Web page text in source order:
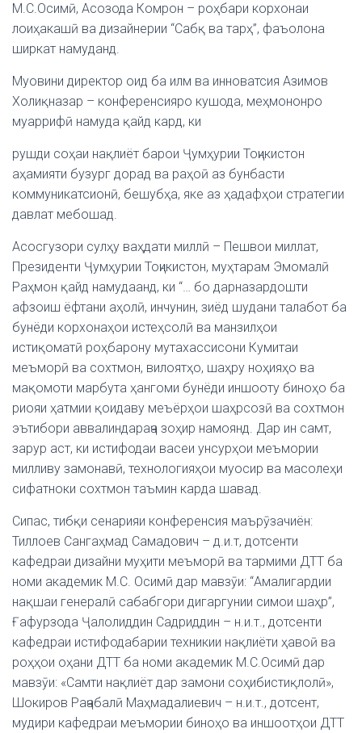
М.С.Осимӣ, Асозода Комрон – роҳбари корхонаи
лоиҳакашӣ ва дизайнерии “Сабқ ва тарҳ”, фаъолона
ширкат намуданд.
Муовини директор оид ба илм ва инноватсия Азимов
Холиқназар – конференсияро кушода, меҳмононро
муаррифӣ намуда қайд кард, ки
рушди соҳаи нақлиёт барои Ҷумҳурии Тоҷикистон
аҳамияти бузург дорад ва раҳоӣ аз бунбасти
коммуникатсионӣ, бешубҳа, яке аз ҳадафҳои стратегии
давлат мебошад.
Асосгузори сулҳу ваҳдати миллӣ – Пешвои миллат,
Президенти Ҷумҳурии Тоҷикистон, муҳтарам Эмомалӣ
Раҳмон қайд намудаанд, ки “… бо дарназардошти
афзоиш ёфтани аҳолӣ, инчунин, зиёд шудани талабот ба
бунёди корхонаҳои истеҳсолӣ ва манзилҳои
истиқоматӣ роҳбарону мутахассисони Кумитаи
меъморӣ ва сохтмон, вилоятҳо, шаҳру ноҳияҳо ва
мақомоти марбута ҳангоми бунёди иншооту биноҳо ба
риояи ҳатмии қоидаву меъёрҳои шаҳрсозӣ ва сохтмон
эътибори аввалиндараҷа зоҳир намоянд. Дар ин самт,
зарур аст, ки истифодаи васеи унсурҳои меъмории
милливу замонавӣ, технологияҳои муосир ва масолеҳи
сифатноки сохтмон таъмин карда шавад.
Сипас, тибқи сенарияи конференсия маърӯзачиён:
Тиллоев Сангаҳмад Самадович – д.и.т, дотсенти
кафедраи дизайни муҳити меъморӣ ва тармими ДТТ ба
номи академик М.С. Осимӣ дар мавзӯи: “Амалигардии
нақшаи генералӣ сабабгори дигаргунии симои шаҳр”,
Ғафурзода Ҷалолиддин Садриддин – н.и.т., дотсенти
кафедраи истифодабарии техникии нақлиёти ҳавоӣ ва
роҳҳои оҳани ДТТ ба номи академик М.С.Осимӣ дар
мавзӯи: «Самти нақлиёт дар замони соҳибистиқлолӣ»,
Шокиров Раҷабалӣ Маҳмадалиевич – н.и.т., дотсент,
мудири кафедраи меъмории биноҳо ва иншоотҳои ДТТ